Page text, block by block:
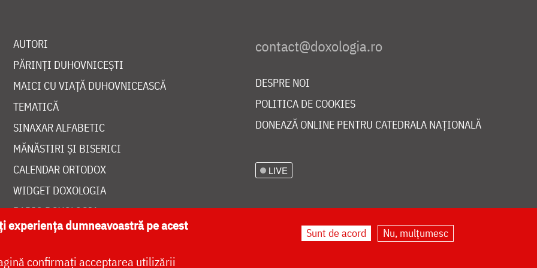
AUTORI
PĂRINȚI DUHOVNICEȘTI
MAICI CU VIAȚĂ DUHOVNICEASCĂ
TEMATICĂ
SINAXAR ALFABETIC
MĂNĂSTIRI ȘI BISERICI
CALENDAR ORTODOX
WIDGET DOXOLOGIA
RADIO DOXOLOGIA
DESPRE NOI
POLITICA DE COOKIES
DONEAZĂ ONLINE PENTRU CATEDRALA NAȚIONALĂ
LIVE
experiența dumneavoastră pe acest
confirmați acceptarea utilizării
Sunt de acord Nu, mulțumesc